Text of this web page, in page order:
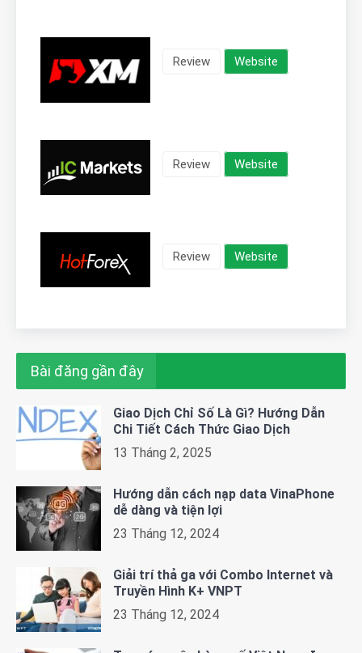
Review Website
Review Website
Review Website
Bài đăng gần đây
Giao Dịch Chỉ Số Là Gì? Hướng Dẫn
Chi Tiết Cách Thức Giao Dịch
13 Tháng 2, 2025
Hướng dẫn cách nạp data VinaPhone
dễ dàng và tiện lợi
23 Tháng 12, 2024
Giải trí thả ga với Combo Internet và
Truyền Hình K+ VNPT
23 Tháng 12, 2024